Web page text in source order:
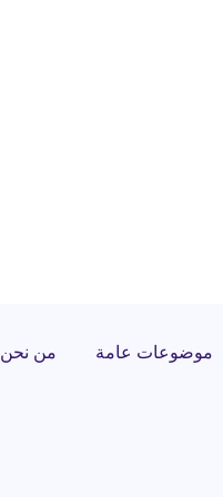
موضوعات عامة من نحن